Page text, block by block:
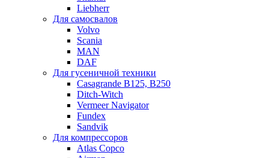
Liebherr
Для самосвалов
Volvo
Scania
MAN
DAF
Для гусеничной техники
Casagrande B125, B250
Ditch-Witch
Vermeer Navigator
Fundex
Sandvik
Для компрессоров
Atlas Copco